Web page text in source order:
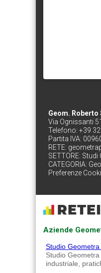
Geom. Roberto
Via Ognissanti
Telefono: +39
Partita IVA:
RETE:
SETTORE: Studi
CATEGORIA:
Preferenze
Aziende
Studio
Studio
industriale,